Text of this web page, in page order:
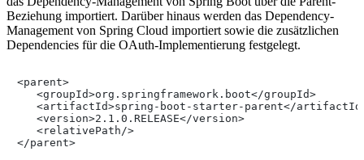
Beziehung importiert. Darüber hinaus werden das Dependency-
Management von Spring Cloud importiert sowie die zusätzlichen
Dependencies für die OAuth-Implementierung festgelegt.
<parent>
   <groupId>org.springframework.boot</groupId>
<artifactId>spring-boot-starter-parent</
   <version>2.1.0.RELEASE</version>
   <relativePath/>
</parent>